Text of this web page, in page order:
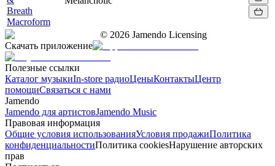
Breath
Macroform
© 2026 Jamendo Licensing
Скачать приложение
Полезные ссылки
Каталог музыкиIn-store радиоЦеныКонтактыЦентр
помощиСвязаться с нами
Jamendo
Jamendo для артистовJamendo Music
Правовая информация
Общие условия использованияУсловия продажиПолитика
конфиденциальностиПолитика cookiesНарушение авторских
прав